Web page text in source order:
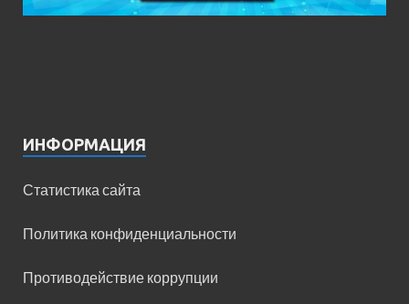
ИНФОРМАЦИЯ
Статистика сайта
Политика конфиденциальности
Противодействие коррупции